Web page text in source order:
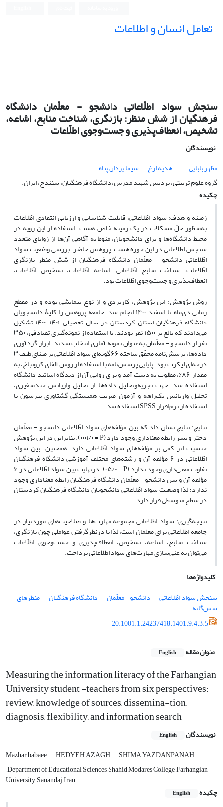
تعامل انسان و اطلاعات
سنجش سواد اطلّاعاتی دانشجو - معلّمان دانشگاه
فرهنگیان از شش منظر: بازنگری، شناخت منابع، اشاعه،
تشخیص، انعطاف‌پذیری و جست‌وجوی اطلّاعات
نویسندگان
مظهر بابایی
هدیه ازغ
شیما یزدان پناه
گروه علوم تربیتی، پردیس شهید مدرس، دانشگاه فرهنگیان، سنندج، ایران.
چکیده
زمینه و هدف:سواد اطّلاعاتی، قابلیت شناسایی و ارزیابی انتقادی اطّلاعات
به‌منظور حلّ مشکلات در یک زمینه خاص هست. استفاده از این رویه در
محیط دانشگاه‌ها و برای دانشجویان، منوط به آگاهی آن‌ها از زوایای متعدد
سنجش اطلاعاتی در این حوزه هست. پژوهش حاضر، بررسی وضعیت سواد
اطّلاعاتی دانشجو - معلّمان دانشگاه فرهنگیان از شش منظر بازنگری
اطّلاعات، شناخت منابع اطّلاعاتی، اشاعه اطّلاعات، تشخیص اطّلاعات،
انعطاف‌پذیری و جست‌وجوی اطّلاعات بود.
روش پژوهش: این پژوهش، کاربردی و از نوع پیمایشی بوده و در مقطع
زمانی دیماه تا اسفند۱۴۰۰انجام شد. جامعه پژوهش را کلیۀ دانشجویان
دانشگاه فرهنگیان استان کردستان در سال تحصیلی ۱۴۰۱-۱۴۰۰ تشکیل
میدادند که بالغ بر۱۵۰۰نفر بودند. با استفاده از نمونهگیری تصادفی،۳۵۰
نفر از دانشجو - معلّمان به‌عنوان نمونه آماری انتخاب شدند. ابزار گردآوری
دادهها، پرسش‌نامه محقّق ساخته۶۶گویهای سواد اطّلاعاتیبر مبنای طیف۳
درجهای لیکرت بود. پایایی پرسش‌نامه با استفاده از روش آلفای کرونباخ، به
مقدار۸۶% ، مطلوب به دست آمد و برای روایی آن از دیدگاه اساتید دانشگاه
استفاده شد. جهت تجزیه‌وتحلیل دادهها از تحلیل واریانس چندمتغیری،
تحلیل واریانس یک‌راهه و آزمون ضریب همبستگی گشتاوری پیرسون با
استفاده از نرمافزارSPSSاستفاده شد.
نتایج:نتایج نشان داد که بین مؤلفههای سواد اطّلاعاتی دانشجو - معلّمان
دختر و پسر رابطه معناداری وجود دارد (P= ۰۰۰۱/۰ ). بنابراین در این پژوهش
جنسیت اثر کمی بر مؤلفههای سواد اطّلاعاتی دارد. همچنین، بین سواد
اطّلاعاتی در ۶ مؤلفه آن و رشتههای مختلف آموزشی دانشگاه فرهنگیان
تفاوت معنیداری وجود ندارد (P= ۰۵/۰ ). درنهایت بین سواد اطّلاعاتی در۶
مؤلفه آن و سن دانشجو - معلّمان دانشگاه فرهنگیان رابطه معناداری وجود
ندارد؛ لذا وضعیت سواد اطّلاعاتی دانشجویان دانشگاه فرهنگیان کردستان
در سطح متوسطی قرار دارد.
نتیجه‌گیری: سواد اطلاعاتی مجموعه مهارتها و صلاحیتهای موردنیاز در
جامعه اطلاعاتی برای معلمان است، لذا با درنظرگرفتن عواملی چون بازنگری،
شناخت منابع، اشاعه، تشخیص، انعطافپذیری و جست‌وجوی اطلّاعات
میتوان به غنیسازی مهارتهای سواد اطلاعاتی پرداخت.
کلیدواژه‌ها
سنجش سواد اطّلاعاتی
دانشجو - معلّمان دانشگاه فرهنگیان منظرهای
شش‌گانه
20.1001.1.24237418.1401.9.4.3.5
عنوان مقاله English
Measuring the information literacy of the Farhangian
University student -teachers from six perspectives:
review, knowledge of sources, dissemina-tion,
diagnosis, flexibility, and information search
نویسندگان English
Mazhar babaee HEDYEH AZAGH
SHIMA YAZDANPANAH
, Department of Educational Sciences, Shahid Modares College, Farhangian
University, Sanandaj, Iran
چکیده
English